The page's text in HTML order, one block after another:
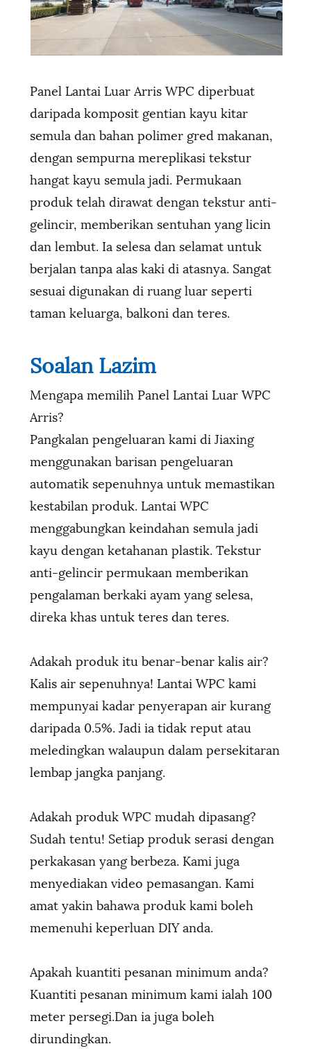
Panel Lantai Luar Arris WPC diperbuat
daripada komposit gentian kayu kitar
semula dan bahan polimer gred makanan,
dengan sempurna mereplikasi tekstur
hangat kayu semula jadi. Permukaan
produk telah dirawat dengan tekstur anti-
gelincir, memberikan sentuhan yang licin
dan lembut. Ia selesa dan selamat untuk
berjalan tanpa alas kaki di atasnya. Sangat
sesuai digunakan di ruang luar seperti
taman keluarga, balkoni dan teres.
Soalan Lazim
Mengapa memilih Panel Lantai Luar WPC
Arris?
Pangkalan pengeluaran kami di Jiaxing
menggunakan barisan pengeluaran
automatik sepenuhnya untuk memastikan
kestabilan produk. Lantai WPC
menggabungkan keindahan semula jadi
kayu dengan ketahanan plastik. Tekstur
anti-gelincir permukaan memberikan
pengalaman berkaki ayam yang selesa,
direka khas untuk teres dan teres.
Adakah produk itu benar-benar kalis air?
Kalis air sepenuhnya! Lantai WPC kami
mempunyai kadar penyerapan air kurang
daripada 0.5%. Jadi ia tidak reput atau
meledingkan walaupun dalam persekitaran
lembap jangka panjang.
Adakah produk WPC mudah dipasang?
Sudah tentu! Setiap produk serasi dengan
perkakasan yang berbeza. Kami juga
menyediakan video pemasangan. Kami
amat yakin bahawa produk kami boleh
memenuhi keperluan DIY anda.
Apakah kuantiti pesanan minimum anda?
Kuantiti pesanan minimum kami ialah 100
meter persegi.Dan ia juga boleh
dirundingkan.